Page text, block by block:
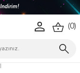
(0)